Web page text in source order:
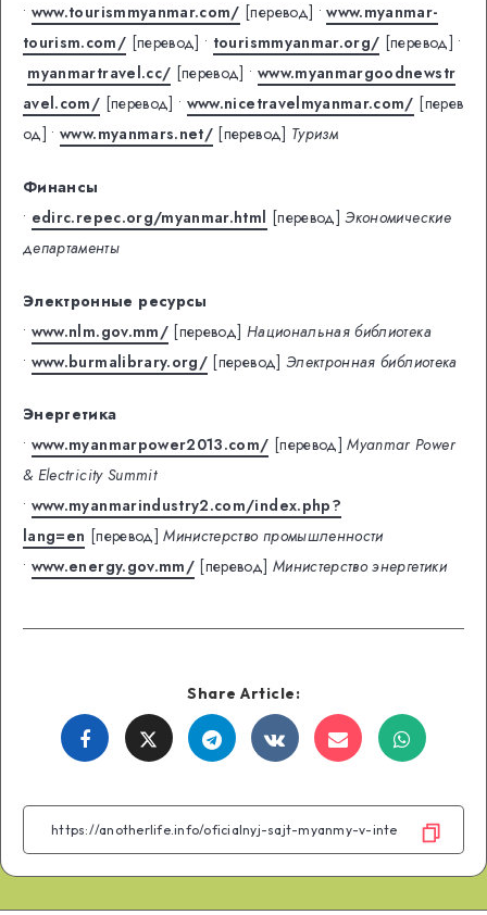
• www.tourismmyanmar.com/ [перевод] •www.myanmar-
tourism.com/ [перевод] • tourismmyanmar.org/ [перевод] •
myanmartravel.cc/ [перевод] • www.myanmargoodnewstr
avel.com/ [перевод] • www.nicetravelmyanmar.com/ [перев
од] •www.myanmars.net/ [перевод] Туризм
Финансы
• edirc.repec.org/myanmar.html [перевод] Экономические
департаменты
Электронные ресурсы
• www.nlm.gov.mm/ [перевод] Национальная библиотека
• www.burmalibrary.org/ [перевод] Электронная библиотека
Энергетика
• www.myanmarpower2013.com/ [перевод] Myanmar Power
& Electricity Summit
• www.myanmarindustry2.com/index.php?
lang=en [перевод] Министерство промышленности
• www.energy.gov.mm/ [перевод] Министерство энергетики
Share Article:
Share
Facebook
Share
Twitter
Share
Telegram
Share
VK
Share
Email
Share